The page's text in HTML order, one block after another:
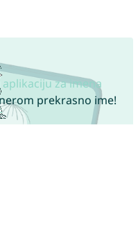
aplikaciju za imena
prekrasno ime!